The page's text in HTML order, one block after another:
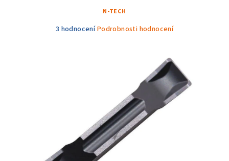
N-TECH
Průměrné
3 hodnoceníPodrobnosti hodnocení